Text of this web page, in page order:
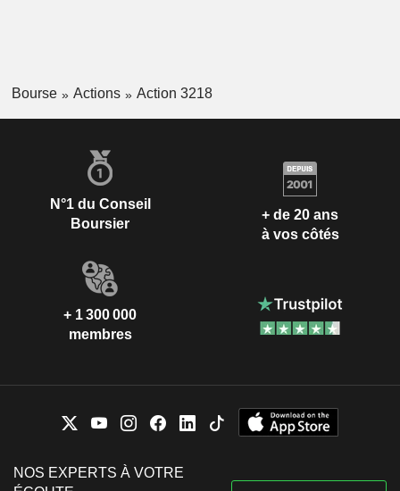
Bourse Actions Action 3218
N°1 du Conseil
Boursier
+ de 20 ans
à vos côtés
+ 1 300 000
membres
NOS EXPERTS À VOTRE